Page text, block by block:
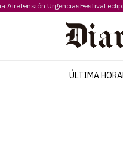
AireTensión UrgenciasFestival
ÚLTIMA HORA